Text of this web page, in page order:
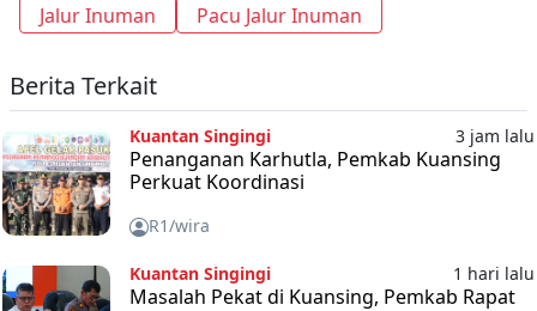
Jalur Inuman
Pacu Jalur Inuman
Berita Terkait
Kuantan Singingi 3 jam lalu
Penanganan Karhutla, Pemkab Kuansing
Perkuat Koordinasi
R1/wira
Kuantan Singingi 1 hari lalu
Masalah Pekat di Kuansing, Pemkab Rapat